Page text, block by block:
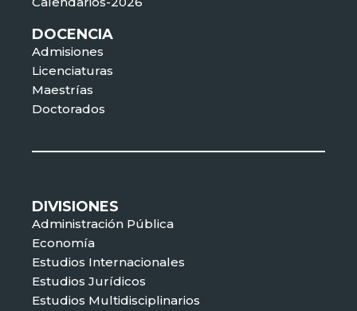
DOCENCIA
Admisiones
Licenciaturas
Maestrías
Doctorados
DIVISIONES
Administración Pública
Economía
Estudios Internacionales
Estudios Jurídicos
Estudios Multidisciplinarios